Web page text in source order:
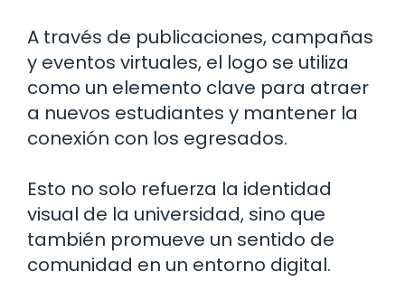
A través de publicaciones, campañas
y eventos virtuales, el logo se utiliza
como un elemento clave para atraer
a nuevos estudiantes y mantener la
conexión con los egresados.
Esto no solo refuerza la identidad
visual de la universidad, sino que
también promueve un sentido de
comunidad en un entorno digital.